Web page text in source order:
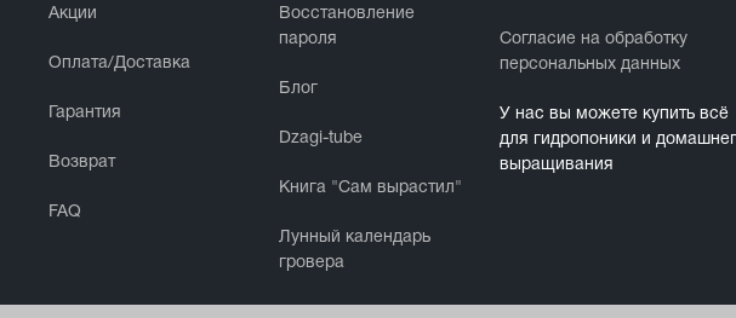
Акции
Оплата/Доставка
Гарантия
Возврат
FAQ
Восстановление
пароля
Блог
Dzagi-tube
Книга "Сам вырастил"
Лунный календарь
гровера
Cогласие на обработку
персональных данных
У нас вы можете купить всё
для гидропоники и
выращивания